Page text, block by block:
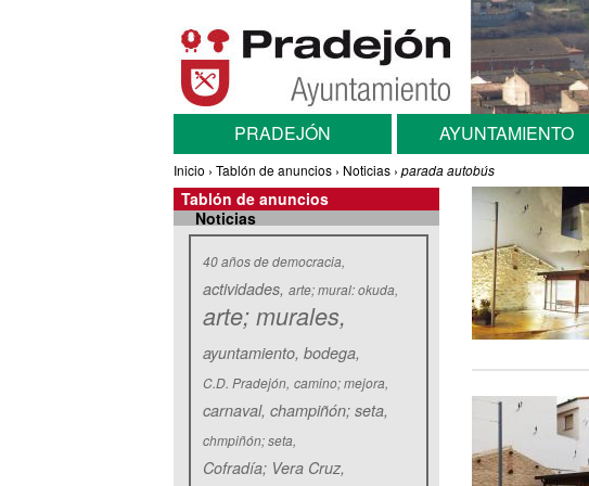
Menú principal
PRADEJÓN AYUNTAMIENTO
Usted está aquí
Inicio › Tablón de anuncios › Noticias › parada autobús
Tablón de anuncios
Noticias
Etiquetas
40 años de democracia
actividades arte; mural: okuda
arte; murales
ayuntamiento bodega
C.D. Pradejón camino; mejora
carnaval champiñón; seta
chmpiñón; seta
Cofradía; Vera Cruz